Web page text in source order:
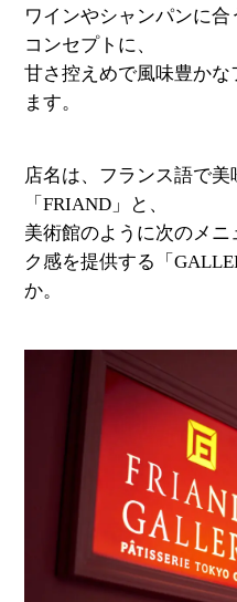
ワインやシャンパンに
コンセプトに、
甘さ控えめで風味豊か
ます。
店名は、フランス語で
「FRIAND」と、
美術館のように次のメ
ク感を提供する「
か。